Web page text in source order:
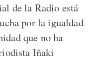
de la Radio está
por la igualdad
que no ha
Iñaki